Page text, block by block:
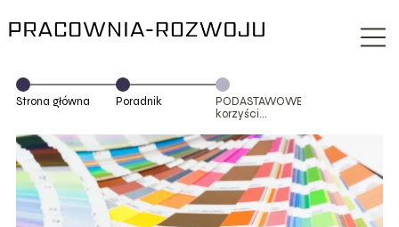
Strona główna Poradnik
PODASTAWOWE
korzyści
nowego
spektrofotometru
eXact 2